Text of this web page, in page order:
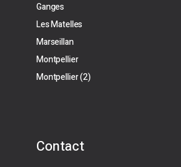
Ganges
Les Matelles
Marseillan
Montpellier
Montpellier (2)
Contact